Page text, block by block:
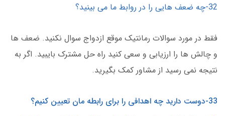
32-چه ضعف هایی را در روابط ما می بینید؟
فقط در مورد سوالات رمانتیک موقع ازدواج سوال نکنید. ضعف ها
و چالش ها را ارزیابی و سعی کنید راه حل مشترک بایبید. اگر به
نتیجه نمی رسید از مشاور کمک بگیرید.
33-دوست دارید چه اهدافی را برای رابطه مان تعیین کنیم؟